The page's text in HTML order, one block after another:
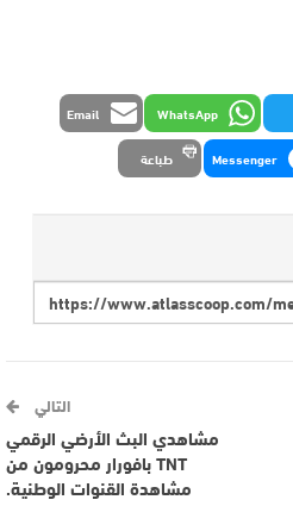
WhatsApp
Email
Messenger طباعة
التالي
مشاهدي البث الأرضي الرقمي
TNT بافورار محرومون من
مشاهدة القنوات الوطنية.